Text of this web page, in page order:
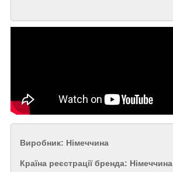
Країна реєстрації бренда: Німеччина
Виробник: Німеччина